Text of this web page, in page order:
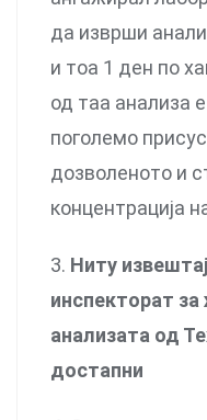
да изврши
и тоа 1 ден по
од таа анализа
поголемо
дозволеното и
концентрација
3. Ниту
инспекторат
анализата од
достапни